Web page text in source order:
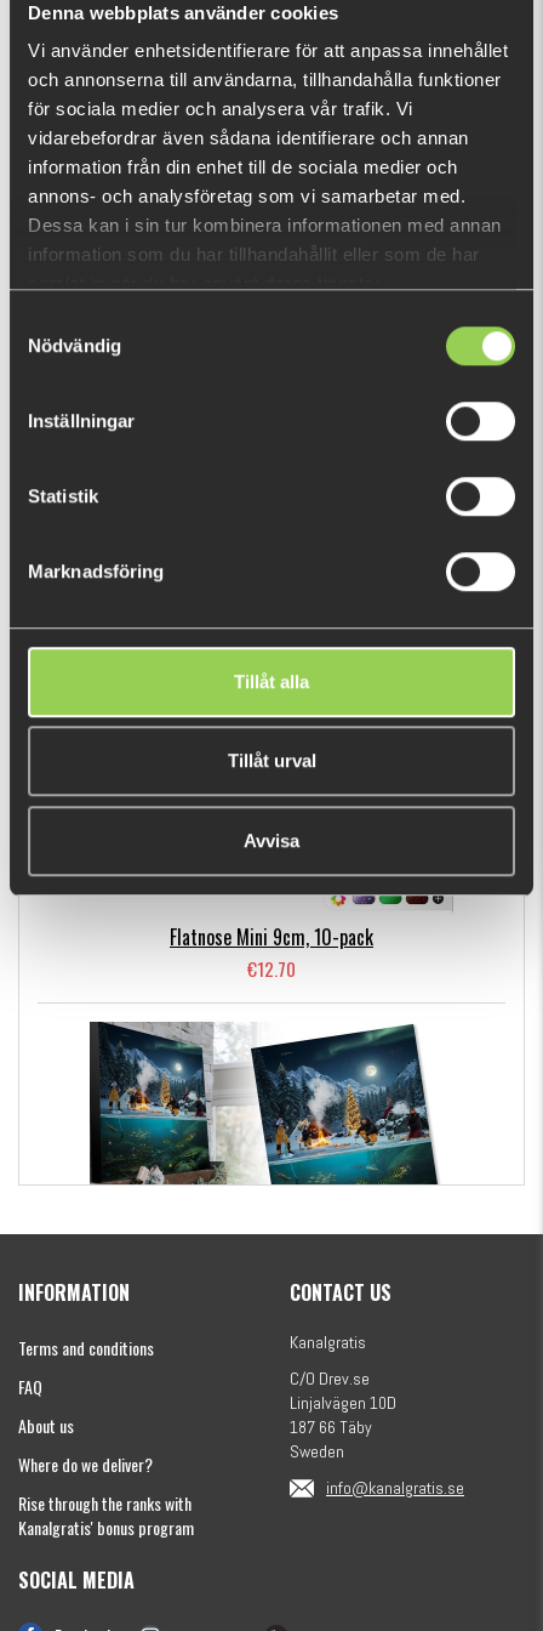
Denna webbplats använder cookies
Vi använder enhetsidentifierare för att anpassa innehållet
och annonserna till användarna, tillhandahålla funktioner
för sociala medier och analysera vår trafik. Vi
vidarebefordrar även sådana identifierare och annan
information från din enhet till de sociala medier och
annons- och analysföretag som vi samarbetar med.
Dessa kan i sin tur kombinera informationen med annan
information som du har tillhandahållit eller som de har
Nödvändig
Inställningar
Statistik
Marknadsföring
Tillåt alla
Tillåt urval
Avvisa
RECENTLY VIEWED PRODUCTS
BESTSELLERS
Flatnose Mini 9cm, 10-pack
€12.70
€154.86
INFORMATION
Terms and conditions
FAQ
About us
Where do we deliver?
Rise through the ranks with
Kanalgratis' bonus program
CONTACT US
Kanalgratis
C/O Drev.se
Linjalvägen 10D
187 66 Täby
Sweden
info@kanalgratis.se
SOCIAL MEDIA